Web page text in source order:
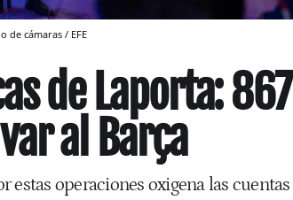
de cámaras / EFE
de Laporta: 867
al Barça
operaciones oxigena las cuentas